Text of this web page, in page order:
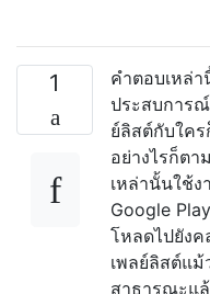
1
คำตอบเหล่
ประสบการ
ย์ลิสต์กับใค
อย่างไรก็ต
เหล่านั้นใช้ง
Google
โหลดไปยังค
เพลย์ลิสต์แ
สาธารณะแ